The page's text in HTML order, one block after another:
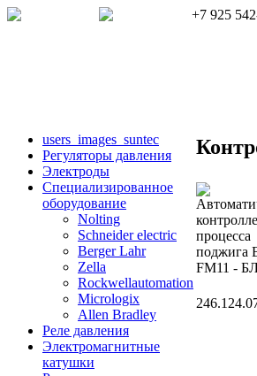
+7 925
users_images_suntec
Регуляторы давления
Электроды
Cпециализированное
оборудование
Nolting
Schneider electric
Berger Lahr
Zella
Rockwellautomation
Micrologix
Allen Bradley
Реле давления
Электромагнитные
катушки